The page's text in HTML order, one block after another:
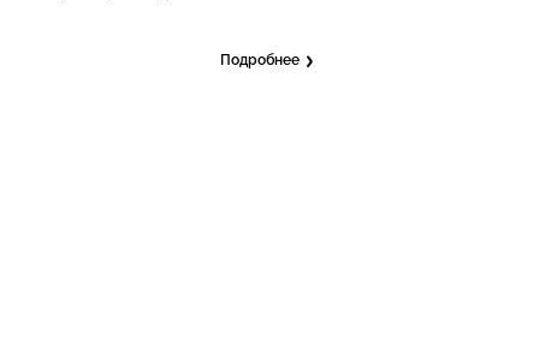
Подробнее